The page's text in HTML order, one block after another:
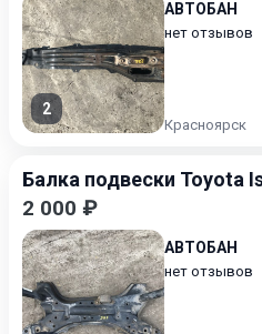
2
АВТОБАН
нет отзывов
Красноярск
Балка подвески Toyota
2 000 ₽
АВТОБАН
нет отзывов